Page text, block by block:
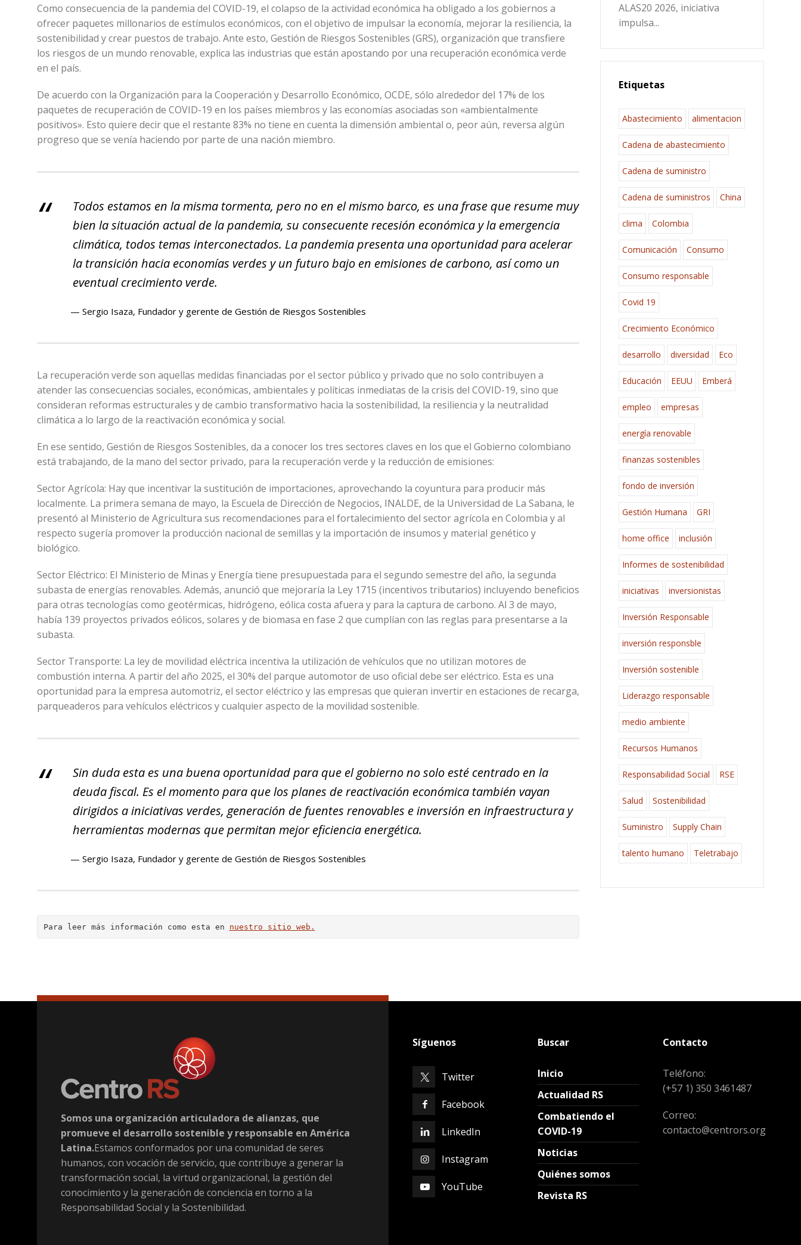
Como consecuencia de la pandemia del COVID-19, el colapso de la actividad económica ha obligado a los gobiernos a
ofrecer paquetes millonarios de estímulos económicos, con el objetivo de impulsar la economía, mejorar la resiliencia, la
sostenibilidad y crear puestos de trabajo. Ante esto, Gestión de Riesgos Sostenibles (GRS), organización que transfiere
los riesgos de un mundo renovable, explica las industrias que están apostando por una recuperación económica verde
en el país.
De acuerdo con la Organización para la Cooperación y Desarrollo Económico, OCDE, sólo alrededor del 17% de los
paquetes de recuperación de COVID-19 en los países miembros y las economías asociadas son «ambientalmente
positivos». Esto quiere decir que el restante 83% no tiene en cuenta la dimensión ambiental o, peor aún, reversa algún
progreso que se venía haciendo por parte de una nación miembro.
Todos estamos en la misma tormenta, pero no en el mismo barco, es una frase que resume muy
bien la situación actual de la pandemia, su consecuente recesión económica y la emergencia
climática, todos temas interconectados. La pandemia presenta una oportunidad para acelerar
la transición hacia economías verdes y un futuro bajo en emisiones de carbono, así como un
eventual crecimiento verde.
Sergio Isaza, Fundador y gerente de Gestión de Riesgos Sostenibles
La recuperación verde son aquellas medidas financiadas por el sector público y privado que no solo contribuyen a
atender las consecuencias sociales, económicas, ambientales y políticas inmediatas de la crisis del COVID-19, sino que
consideran reformas estructurales y de cambio transformativo hacia la sostenibilidad, la resiliencia y la neutralidad
climática a lo largo de la reactivación económica y social.
En ese sentido, Gestión de Riesgos Sostenibles, da a conocer los tres sectores claves en los que el Gobierno colombiano
está trabajando, de la mano del sector privado, para la recuperación verde y la reducción de emisiones:
Sector Agrícola: Hay que incentivar la sustitución de importaciones, aprovechando la coyuntura para producir más
localmente. La primera semana de mayo, la Escuela de Dirección de Negocios, INALDE, de la Universidad de La Sabana, le
presentó al Ministerio de Agricultura sus recomendaciones para el fortalecimiento del sector agrícola en Colombia y al
respecto sugería promover la producción nacional de semillas y la importación de insumos y material genético y
biológico.
Sector Eléctrico: El Ministerio de Minas y Energía tiene presupuestada para el segundo semestre del año, la segunda
subasta de energías renovables. Además, anunció que mejoraría la Ley 1715 (incentivos tributarios) incluyendo beneficios
para otras tecnologías como geotérmicas, hidrógeno, eólica costa afuera y para la captura de carbono. Al 3 de mayo,
había 139 proyectos privados eólicos, solares y de biomasa en fase 2 que cumplían con las reglas para presentarse a la
subasta.
Sector Transporte: La ley de movilidad eléctrica incentiva la utilización de vehículos que no utilizan motores de
combustión interna. A partir del año 2025, el 30% del parque automotor de uso oficial debe ser eléctrico. Esta es una
oportunidad para la empresa automotriz, el sector eléctrico y las empresas que quieran invertir en estaciones de recarga,
parqueaderos para vehículos eléctricos y cualquier aspecto de la movilidad sostenible.
Sin duda esta es una buena oportunidad para que el gobierno no solo esté centrado en la
deuda fiscal. Es el momento para que los planes de reactivación económica también vayan
dirigidos a iniciativas verdes, generación de fuentes renovables e inversión en infraestructura y
herramientas modernas que permitan mejor eficiencia energética.
Sergio Isaza, Fundador y gerente de Gestión de Riesgos Sostenibles
Para leer más información como esta en nuestro sitio web.
ALAS20 2026, iniciativa
impulsa...
Etiquetas
Abastecimiento alimentacion
Cadena de abastecimiento
Cadena de suministro
Cadena de suministros China
clima Colombia
Comunicación Consumo
Consumo responsable
Covid 19
Crecimiento Económico
desarrollo diversidad Eco
Educación EEUU Emberá
empleo empresas
energía renovable
finanzas sostenibles
fondo de inversión
Gestión Humana GRI
home office inclusión
Informes de sostenibilidad
iniciativas inversionistas
Inversión Responsable
inversión responsble
Inversión sostenible
Liderazgo responsable
medio ambiente
Recursos Humanos
Responsabilidad Social RSE
Salud Sostenibilidad
Suministro Supply Chain
talento humano Teletrabajo
Somos una organización articuladora de alianzas, que
promueve el desarrollo sostenible y responsable en América
Latina.Estamos conformados por una comunidad de seres
humanos, con vocación de servicio, que contribuye a generar la
transformación social, la virtud organizacional, la gestión del
conocimiento y la generación de conciencia en torno a la
Responsabilidad Social y la Sostenibilidad.
Síguenos
Twitter
Facebook
LinkedIn
Instagram
YouTube
Buscar
Inicio
Actualidad RS
Combatiendo el
COVID-19
Noticias
Quiénes somos
Revista RS
Contacto
Teléfono:
(+57 1) 350 3461487
Correo:
contacto@centrors.org